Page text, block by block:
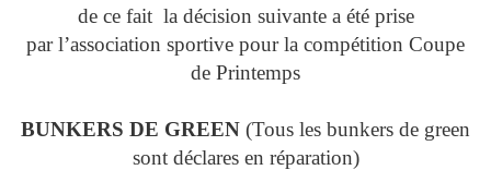
de ce fait la décision suivante a été prise
par l’association sportive pour la compétition Coupe
de Printemps
BUNKERS DE GREEN (Tous les bunkers de green
sont déclares en réparation)